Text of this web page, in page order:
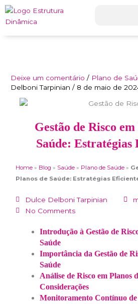
conteúdo
Deixe um comentário / Plano de
Delboni Tarpinian/ 8 de maio de
Gestão de Risco
Saúde: Estratégias
Home » Blog » Saúde » Plano de Saúde »
Planos de Saúde: Estratégias
Dulce Delboni Tarpinian
No Comments
Introdução à Gestão de
Saúde
Importância da Gestão de
Saúde
Análise de Risco em Planos
Considerações
Monitoramento Contínuo de